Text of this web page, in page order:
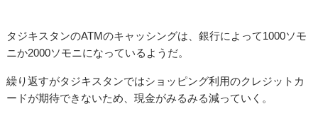
タジキスタンのATMのキャッシングは、銀行によって1000ソモ
ニか2000ソモニになっているようだ。
繰り返すがタジキスタンではショッピング利用のクレジットカ
ードが期待できないため、現金がみるみる減っていく。